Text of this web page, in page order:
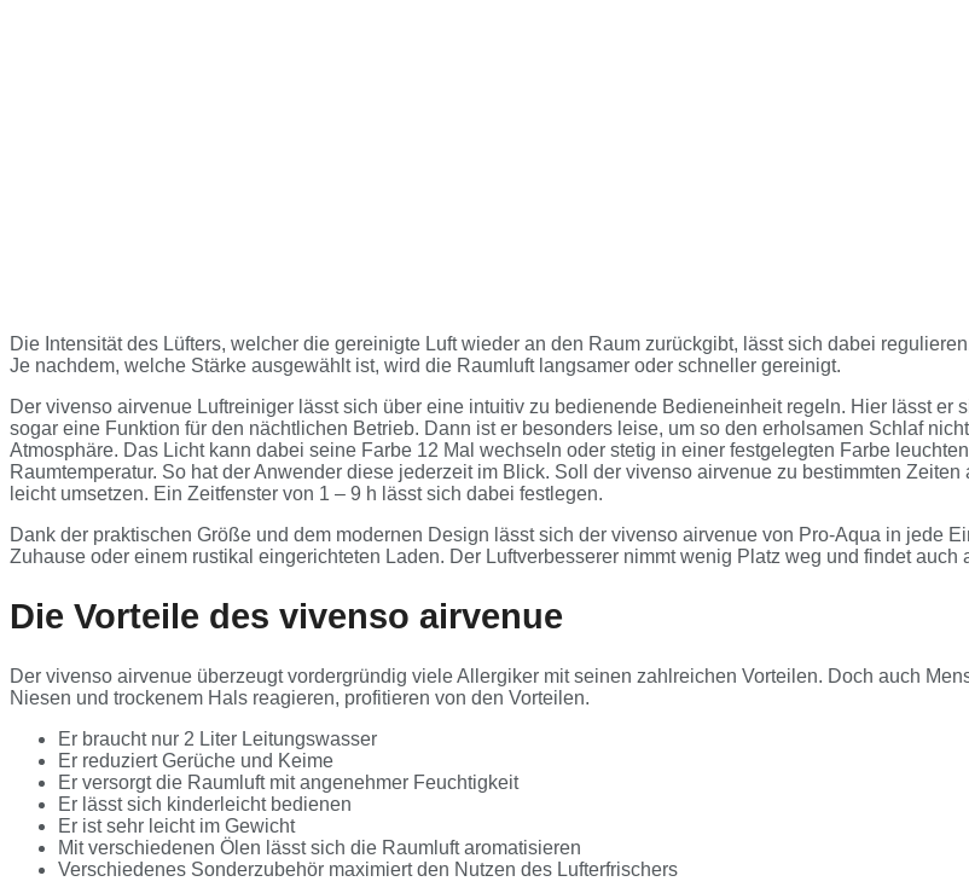
Die Intensität des Lüfters, welcher die gereinigte Luft wieder an den Raum zurückgibt, lässt sich dabei
Je nachdem, welche Stärke ausgewählt ist, wird die Raumluft langsamer oder schneller gereinigt.
Der vivenso airvenue Luftreiniger lässt sich über eine intuitiv zu bedienende Bedieneinheit regeln. Hier lässt
sogar eine Funktion für den nächtlichen Betrieb. Dann ist er besonders leise, um so den erholsamen Schlaf
Atmosphäre. Das Licht kann dabei seine Farbe 12 Mal wechseln oder stetig in einer festgelegten Farbe
Raumtemperatur. So hat der Anwender diese jederzeit im Blick. Soll der vivenso airvenue zu bestimmten
leicht umsetzen. Ein Zeitfenster von 1 – 9 h lässt sich dabei festlegen.
Dank der praktischen Größe und dem modernen Design lässt sich der vivenso airvenue von Pro-Aqua in jede
Zuhause oder einem rustikal eingerichteten Laden. Der Luftverbesserer nimmt wenig Platz weg und findet auch
Die Vorteile des vivenso airvenue
Der vivenso airvenue überzeugt vordergründig viele Allergiker mit seinen zahlreichen Vorteilen. Doch auch
Niesen und trockenem Hals reagieren, profitieren von den Vorteilen.
Er braucht nur 2 Liter Leitungswasser
Er reduziert Gerüche und Keime
Er versorgt die Raumluft mit angenehmer Feuchtigkeit
Er lässt sich kinderleicht bedienen
Er ist sehr leicht im Gewicht
Mit verschiedenen Ölen lässt sich die Raumluft aromatisieren
Verschiedenes Sonderzubehör maximiert den Nutzen des Lufterfrischers